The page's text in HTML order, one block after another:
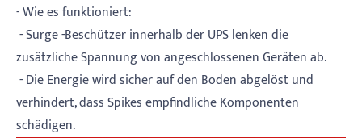
- Wie es funktioniert:
- Surge -Beschützer innerhalb der UPS lenken die
zusätzliche Spannung von angeschlossenen Geräten ab.
- Die Energie wird sicher auf den Boden abgelöst und
verhindert, dass Spikes empfindliche Komponenten
schädigen.